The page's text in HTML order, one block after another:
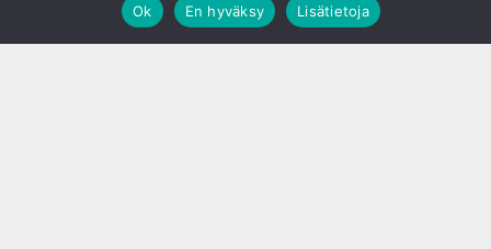
Ok
En hyväksy Lisätietoja